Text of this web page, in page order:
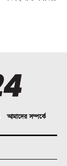
আমাদের সম্পর্কে